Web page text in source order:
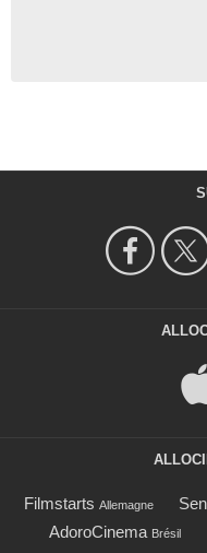
Filmstarts Allemagne
AdoroCinema Brésil